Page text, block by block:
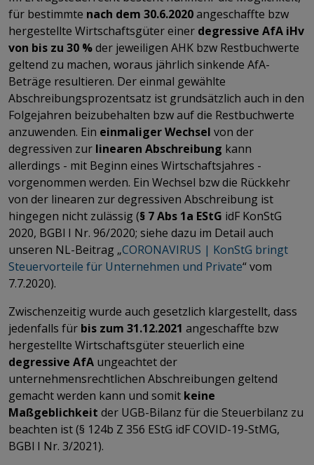
für bestimmte nach dem 30.6.2020angeschaffte bzw
hergestellte Wirtschaftsgüter einer degressive AfA iHv
von bis zu 30 %der jeweiligen AHK bzw Restbuchwerte
geltend zu machen, woraus jährlich sinkende AfA-
Beträge resultieren. Der einmal gewählte
Abschreibungsprozentsatz ist grundsätzlich auch in den
Folgejahren beizubehalten bzw auf die Restbuchwerte
anzuwenden. Ein einmaliger Wechsel von der
degressiven zur linearen Abschreibung kann
allerdings - mit Beginn eines Wirtschaftsjahres -
vorgenommen werden. Ein Wechsel bzw die Rückkehr
von der linearen zur degressiven Abschreibung ist
hingegen nicht zulässig (§ 7 Abs 1a EStG idF KonStG
2020, BGBl I Nr. 96/2020; siehe dazu im Detail auch
unseren NL-Beitrag „CORONAVIRUS | KonStG bringt
Steuervorteile für Unternehmen und Private​​​​​​​“ vom
7.7.2020).
Zwischenzeitig wurde auch gesetzlich klargestellt, dass
jedenfalls für bis zum 31.12.2021 angeschaffte bzw
hergestellte Wirtschaftsgüter steuerlich eine
degressive AfA ungeachtet der
unternehmensrechtlichen Abschreibungen geltend
gemacht werden kann und somit keine
Maßgeblichkeit der UGB-Bilanz für die Steuerbilanz zu
beachten ist (§ 124b Z 356 EStG idF COVID-19-StMG,
BGBl I Nr. 3/2021).